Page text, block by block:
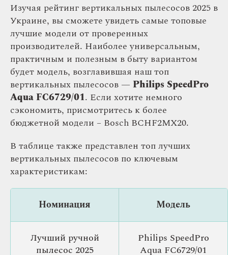
Изучая рейтинг вертикальных пылесосов 2025 в
Украине, вы сможете увидеть самые топовые
лучшие модели от проверенных
производителей. Наиболее универсальным,
практичным и полезным в быту вариантом
будет модель, возглавившая наш топ
вертикальных пылесосов — Philips SpeedPro
Aqua FC6729/01. Если хотите немного
сэкономить, присмотритесь к более
бюджетной модели – Bosch BCHF2MX20.
В таблице также представлен топ лучших
вертикальных пылесосов по ключевым
характеристикам:
Номинация Модель
Лучший ручной
пылесос 2025
Philips SpeedPro
Aqua FC6729/01